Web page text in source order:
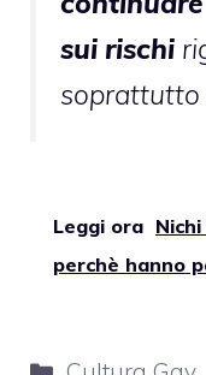
sui rischi
soprattutto
Leggi ora
perchè hanno
Categorie